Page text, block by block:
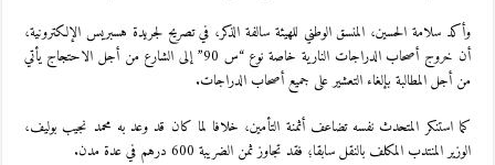
وأكد سلامة الحسين، المنسق الوطني للهيئة سالفة الذكر، في تصريح لجريدة هسبريس الإلكترونية،
أن خروج أصحاب الدراجات النارية خاصة نوع “س 90” إلى الشارع من أجل الاحتجاج يأتي
من أجل المطالبة بإلغاء التعشير على جميع أصحاب الدراجات.
كما استنكر المتحدث نفسه تضاعف أثمنة التأمين، خلافا لما كان قد وعد به محمد نجيب بوليف،
الوزير المنتدب المكلف بالنقل سابقا؛ فقد تجاوز ثمن الضريبة 600 درهم في عدة مدن.